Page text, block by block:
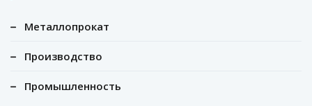
Металлопрокат
Производство
Промышленность